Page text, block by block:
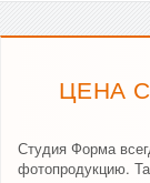
ЦЕНА
Студия Форма
фотопродукцию.